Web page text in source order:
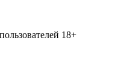
18+